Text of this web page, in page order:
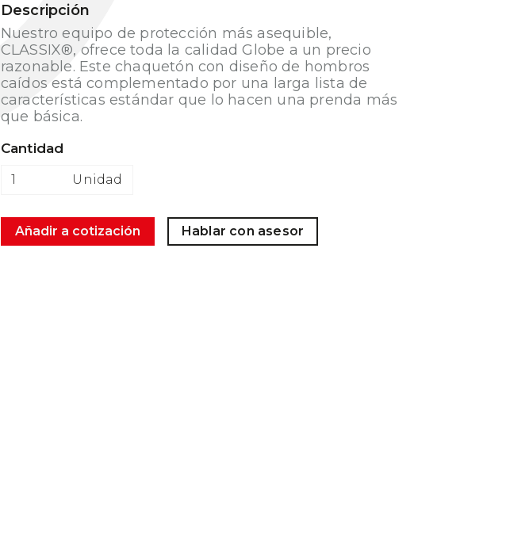
Descripción
Nuestro equipo de protección más asequible,
CLASSIX®, ofrece toda la calidad Globe a un precio
razonable. Este chaquetón con diseño de hombros
caídos está complementado por una larga lista de
características estándar que lo hacen una prenda más
que básica.
Cantidad
Unidad
Añadir a cotización Hablar con asesor